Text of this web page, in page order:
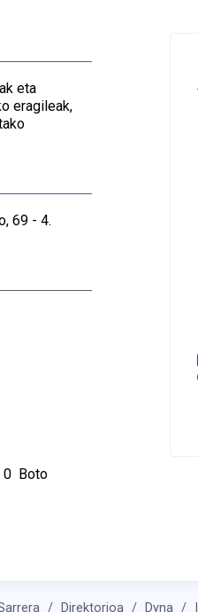
eta
eragileak,
69 - 4.
0 Boto
Direktorioa Dyna